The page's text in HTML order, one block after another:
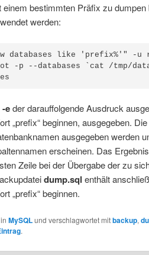
einem bestimmten Präfix zu
werden:
databases like 'prefix%'" -u root
-p --databases `cat /tmp/
-eder darauffolgende Ausdruck
„prefix“ beginnen, ausgegeben.
ausgegeben werden
erscheinen. Das
Zeile bei der Übergabe der zu
dump.sql enthält
„prefix“ beginnen.
MySQLund verschlagwortet mitbackup,
.